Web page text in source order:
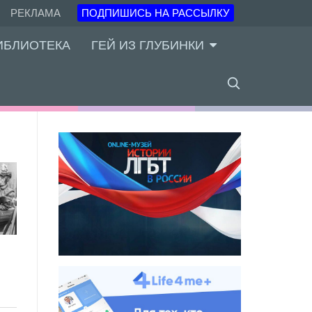
РЕКЛАМА ПОДПИШИСЬ НА РАССЫЛКУ
ГЕЙ ИЗ ГЛУБИНКИ